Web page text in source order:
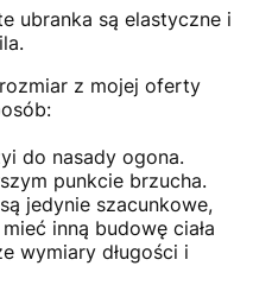
ubranka są elastyczne i
z mojej oferty
do nasady ogona.
punkcie brzucha.
jedynie szacunkowe,
inną budowę ciała
wymiary długości i